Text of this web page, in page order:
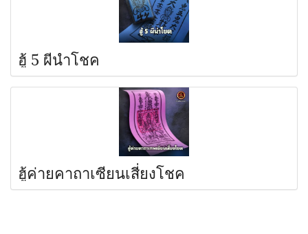
ฮู้ 5 ผีนำโชค
ฮู้ค่ายคาถาเซียนเสี่ยงโชค